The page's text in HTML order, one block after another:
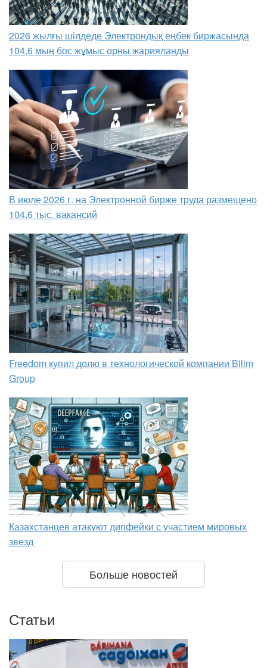
2026 жылғы шілдеде Электрондық еңбек биржасында
104,6 мың бос жұмыс орны жарияланды
В июле 2026 г. на Электронной бирже труда размещено
104,6 тыс. вакансий
Freedom купил долю в технологической компании Bilim
Group
Казахстанцев атакуют дипфейки с участием мировых
звезд
Больше новостей
Статьи